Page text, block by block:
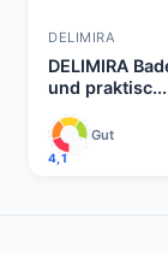
DELIMIRA
DELIMIRA
und praktisc...
4,1
Gut